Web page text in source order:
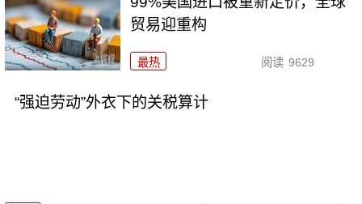
贸易迎重构
最热 阅读 9629
“强迫劳动”外衣下的关税算计